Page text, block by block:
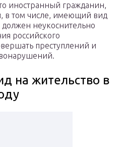
иностранный гражданин,
в том числе, имеющий вид
должен неукоснительно
российского
преступлений и
на жительство в